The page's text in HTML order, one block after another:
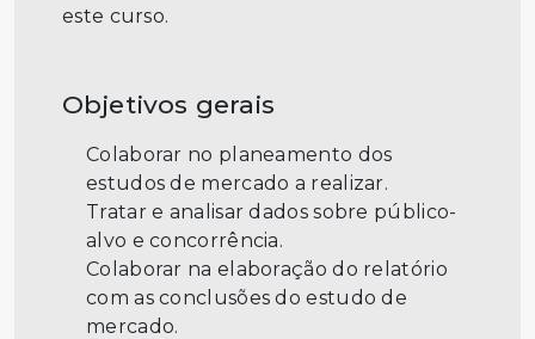
este curso.
Objetivos gerais
Colaborar no planeamento dos
estudos de mercado a realizar.
Tratar e analisar dados sobre público-
alvo e concorrência.
Colaborar na elaboração do relatório
com as conclusões do estudo de
mercado.